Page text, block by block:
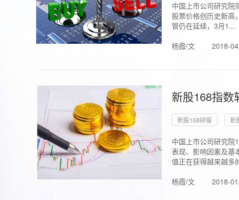
中国上市公司研究院
股票价格创历史新高
管仍在延续，3月1...
杨霞/文
2018-
新股168指数
新股168研报 新
中国上市公司研究院
表现、影响因素及基
值正在获得越来越多
杨霞/文
2018-